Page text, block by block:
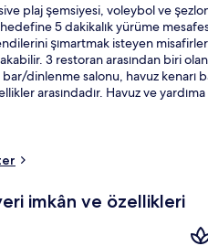
plaj şemsiyesi, voleybol ve
hedefine 5 dakikalık yürüme
şımartmak isteyen
3 restoran arasından biri
bar/dinlenme salonu, havuz kenarı
arasındadır. Havuz ve
imkân ve özellikleri